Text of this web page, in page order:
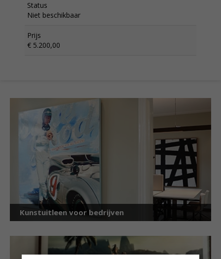
Status
Niet beschikbaar
Prijs
€ 5.200,00
Kunstuitleen voor bedrijven